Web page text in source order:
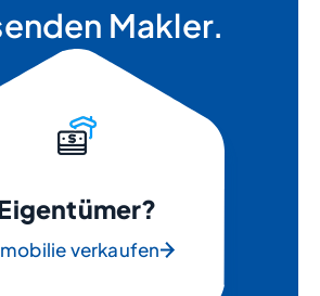
Makler.
verkaufen